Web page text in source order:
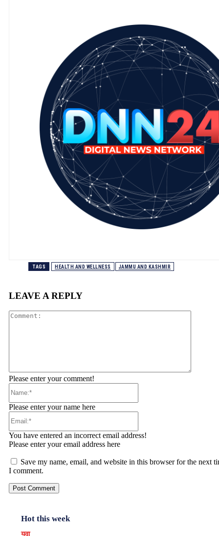
TAGS HEALTH AND WELLNESS JAMMU AND KASHMIR
LEAVE A REPLY
Please enter your comment!
Please enter your name here
You have entered an incorrect email address!
Please enter your email address here
Save my name, email, and website in this browser for the next
I comment.
Hot this week
युवा